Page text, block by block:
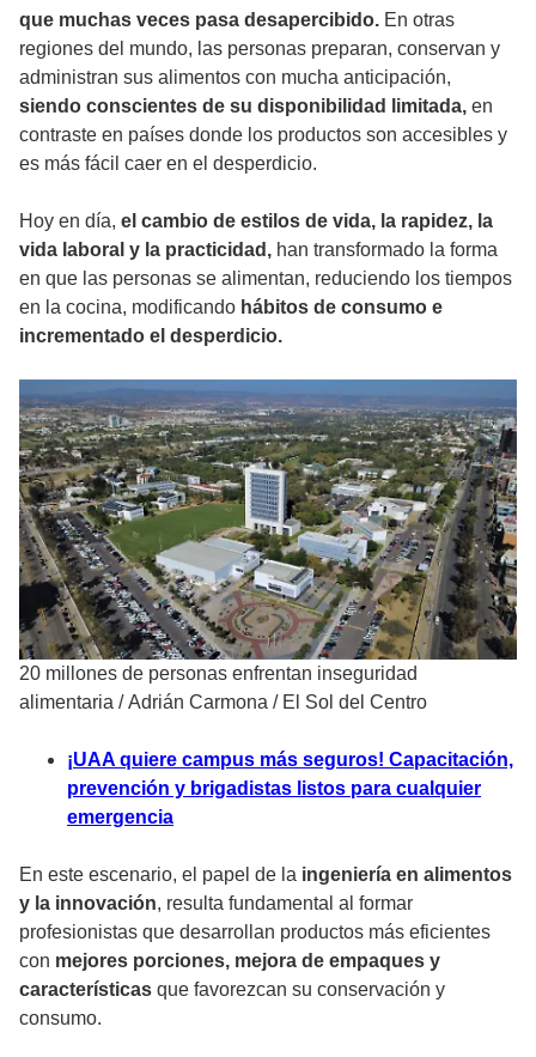
que muchas veces pasa desapercibido. En otras
regiones del mundo, las personas preparan, conservan y
administran sus alimentos con mucha anticipación,
siendo conscientes de su disponibilidad limitada, en
contraste en países donde los productos son accesibles y
es más fácil caer en el desperdicio.
Hoy en día, el cambio de estilos de vida, la rapidez, la
vida laboral y la practicidad, han transformado la forma
en que las personas se alimentan, reduciendo los tiempos
en la cocina, modificando hábitos de consumo e
incrementado el desperdicio.
20 millones de personas enfrentan inseguridad
alimentaria /Adrián Carmona / El Sol del Centro
¡UAA quiere campus más seguros! Capacitación,
prevención y brigadistas listos para cualquier
emergencia
En este escenario, el papel de la ingeniería en alimentos
y la innovación, resulta fundamental al formar
profesionistas que desarrollan productos más eficientes
con mejores porciones, mejora de empaques y
características que favorezcan su conservación y
consumo.